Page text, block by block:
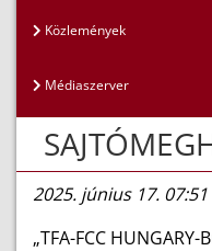
Közlemények
Médiaszerver
2025. június 17. 07:51
„TFA-FCC